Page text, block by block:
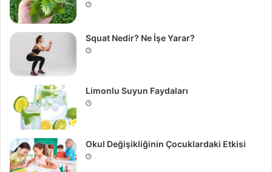
Squat Nedir? Ne İşe Yarar?
Limonlu Suyun Faydaları
Okul Değişikliğinin Çocuklardaki Etkisi